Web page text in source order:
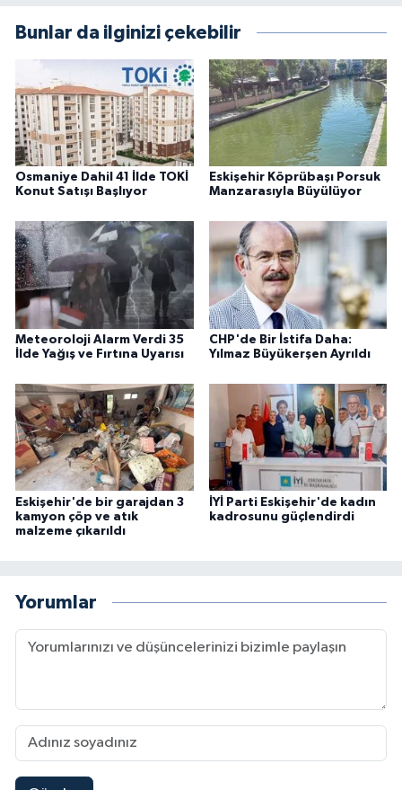
Bunlar da ilginizi çekebilir
Osmaniye Dahil 41 İlde TOKİ
Konut Satışı Başlıyor
Eskişehir Köprübaşı Porsuk
Manzarasıyla Büyülüyor
Meteoroloji Alarm Verdi 35
İlde Yağış ve Fırtına Uyarısı
CHP'de Bir İstifa Daha:
Yılmaz Büyükerşen Ayrıldı
Eskişehir'de bir garajdan 3
kamyon çöp ve atık
malzeme çıkarıldı
İYİ Parti Eskişehir'de kadın
kadrosunu güçlendirdi
Yorumlar